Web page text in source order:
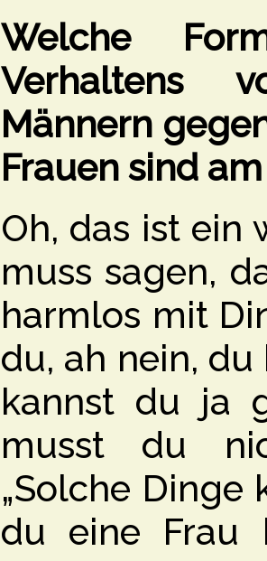
Welche
Verhaltens
Männern
Frauen sind
Oh, das ist ein
muss sagen,
harmlos mit
du, ah nein, du
kannst du ja
musst du
„Solche Dinge
du eine Frau